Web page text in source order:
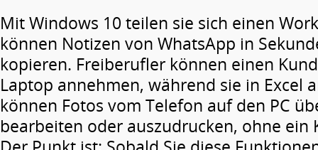
Mit Windows 10 teilen sie sich einen
können Notizen von WhatsApp in
kopieren. Freiberufler können einen
Laptop annehmen, während sie in Excel
können Fotos vom Telefon auf den PC
bearbeiten oder auszudrucken, ohne ein